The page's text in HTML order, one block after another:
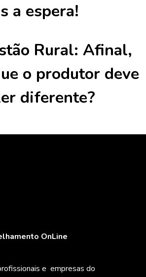
a espera!
Rural: Afinal,
o produtor deve
diferente?
OnLine
e empresas do